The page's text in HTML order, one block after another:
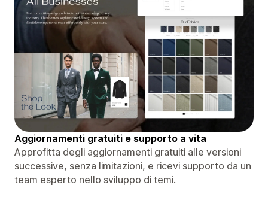
Aggiornamenti gratuiti e supporto a vita
Approfitta degli aggiornamenti gratuiti alle versioni
successive, senza limitazioni, e ricevi supporto da un
team esperto nello sviluppo di temi.